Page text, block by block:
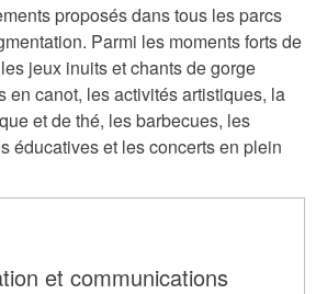
proposés dans tous les parcs
Parmi les moments forts de
jeux inuits et chants de gorge
en canot, les activités artistiques, la
et de thé, les barbecues, les
éducatives et les concerts en plein
et communications